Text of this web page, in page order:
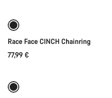
Race Face CINCH Chainring
77,99 €